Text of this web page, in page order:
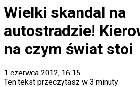
Ciekawostki
Gospodarka
Aktualności
Emerytury
Praca
Podatki
Twoje finanse
Finanse
Wielki skandal na
autostradzie!
na czym świat stoi
1 czerwca 2012, 16:15
Ten tekst przeczytasz w 3 minuty